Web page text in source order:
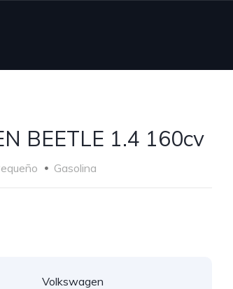
BEETLE 1.4 160cv
Gasolina
Volkswagen